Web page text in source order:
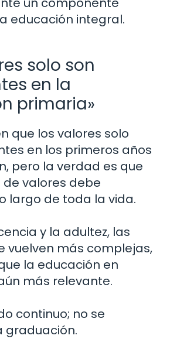
educación integral.
solo son
en la
primaria»
que los valores solo
en los primeros años
pero la verdad es que
valores debe
largo de toda la vida.
y la adultez, las
vuelven más complejas,
la educación en
más relevante.
continuo; no se
graduación.